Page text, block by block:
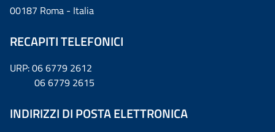
00187 Roma - Italia
RECAPITI TELEFONICI
URP: 06 6779 2612
06 6779 2615
INDIRIZZI DI POSTA ELETTRONICA